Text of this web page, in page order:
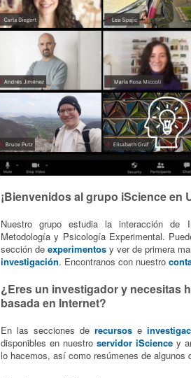
¡Bienvenidos al grupo iScience en
Nuestro grupo estudia la interacción de
Metodología y Psicología Experimental.
sección deexperimentos y ver de primera
investigación. Encontranos con nuestro
¿Eres un investigador y necesitas
basada en Internet?
En las secciones de recursos e
disponibles en nuestro servidor iSciencey
lo hacemos, así como resúmenes de algunos